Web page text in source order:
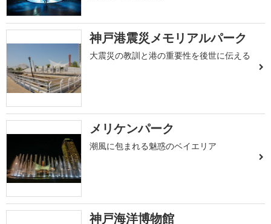
神戸港震災メモリアルパーク
大震災の教訓と港の重要性を後世に伝える
メリケンパーク
潮風に包まれる魅惑のベイエリア
神戸海洋博物館